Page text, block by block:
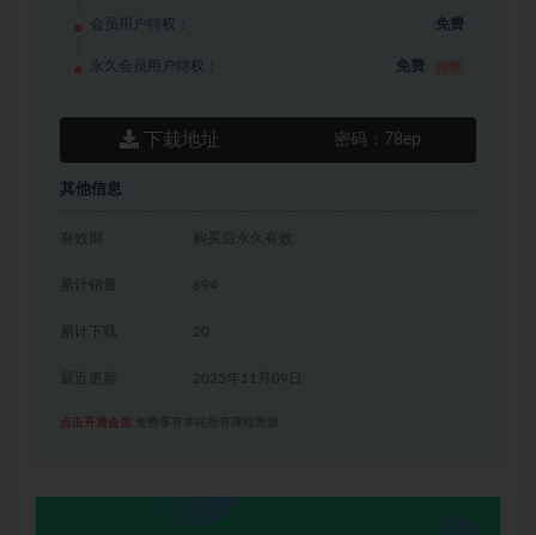
会员用户特权： 免费
永久会员用户特权： 免费
下栽地址 密码： 78ep
其他信息
有效期 购买后永久有效
累计销量 694
累计下载 20
2025年11月09日
点击开通会员 免费享有本站所有课程资源